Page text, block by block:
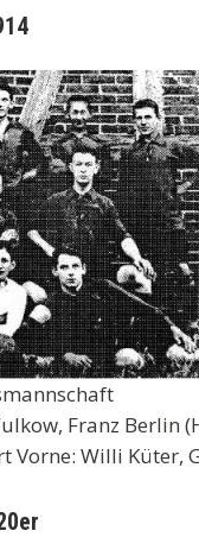
Franz Berlin
Willi Küter,